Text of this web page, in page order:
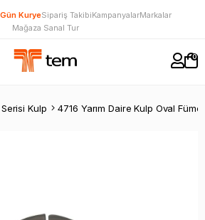
Gün KuryeSipariş TakibiKampanyalarMarkalar
Mağaza Sanal Tur
0
Kulp 4716 Yarım Daire Kulp Oval